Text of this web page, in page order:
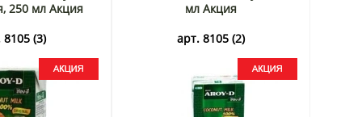
23 г, Корея. Срок до 29.08.2026.
250 мл Акция
8105 (3)
мл Акция
арт. 8105 (2)